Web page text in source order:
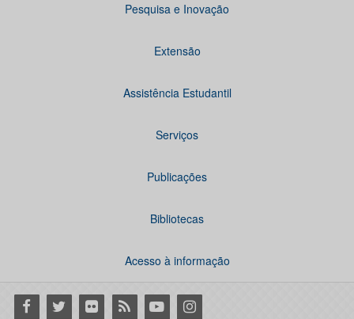
Pesquisa e Inovação
Extensão
Assistência Estudantil
Serviços
Publicações
Bibliotecas
Acesso à informação
Facebook
Twitter Flickr RSS YoutubeInstagram